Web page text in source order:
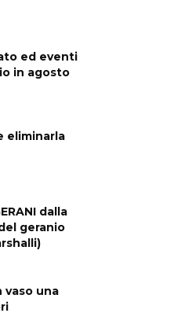
ed eventi
in agosto
eliminarla
dalla
geranio
vaso una